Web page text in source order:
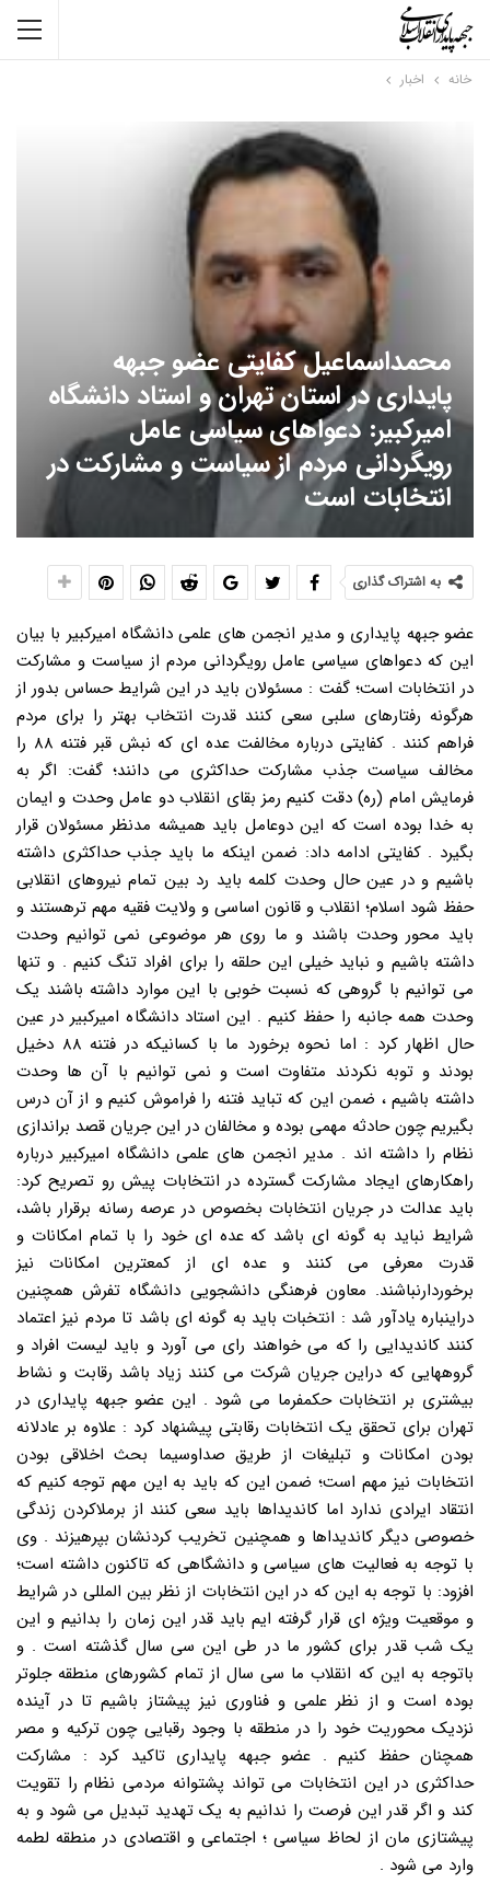
خانه اخبار
محمداسماعیل کفایتی عضو جبهه
پایداری در استان تهران و استاد دانشگاه
امیرکبیر: دعواهای سیاسی عامل
رویگردانی مردم از سیاست و مشارکت در
انتخابات است
به اشتراک گذاری
عضو جبهه پایداری و مدیر انجمن های علمی دانشگاه امیرکبیر با بیان
این که دعواهای سیاسی عامل رویگردانی مردم از سیاست و مشارکت
در انتخابات است؛ گفت : مسئولان باید در این شرایط حساس بدور از
هرگونه رفتارهای سلبی سعی کنند قدرت انتخاب بهتر را برای مردم
فراهم کنند . کفایتی درباره مخالفت عده ای که نبش قبر فتنه ۸۸ را
مخالف سیاست جذب مشارکت حداکثری می دانند؛ گفت: اگر به
فرمایش امام (ره) دقت کنیم رمز بقای انقلاب دو عامل وحدت و ایمان
به خدا بوده است که این دوعامل باید همیشه مدنظر مسئولان قرار
بگیرد . کفایتی ادامه داد: ضمن اینکه ما باید جذب حداکثری داشته
باشیم و در عین حال وحدت کلمه باید رد بین تمام نیروهای انقلابی
حفظ شود اسلام؛ انقلاب و قانون اساسی و ولایت فقیه مهم ترهستند و
باید محور وحدت باشند و ما روی هر موضوعی نمی توانیم وحدت
داشته باشیم و نباید خیلی این حلقه را برای افراد تنگ کنیم . و تنها
می توانیم با گروهی که نسبت خوبی با این موارد داشته باشند یک
وحدت همه جانبه را حفظ کنیم . این استاد دانشگاه امیرکبیر در عین
حال اظهار کرد : اما نحوه برخورد ما با کسانیکه در فتنه ۸۸ دخیل
بودند و توبه نکردند متفاوت است و نمی توانیم با آن ها وحدت
داشته باشیم ، ضمن این که تباید فتنه را فراموش کنیم و از آن درس
بگیریم چون حادثه مهمی بوده و مخالفان در این جریان قصد براندازی
نظام را داشته اند . مدیر انجمن های علمی دانشگاه امیرکبیر درباره
راهکارهای ایجاد مشارکت گسترده در انتخابات پیش رو تصریح کرد:
باید عدالت در جریان انتخابات بخصوص در عرصه رسانه برقرار باشد،
شرایط نباید به گونه ای باشد که عده ای خود را با تمام امکانات و
قدرت معرفی می کنند و عده ای از کمعترین امکانات نیز
برخوردارنباشند. معاون فرهنگی دانشجویی دانشگاه تفرش همچنین
دراینباره یادآور شد : انتخبات باید به گونه ای باشد تا مردم نیز اعتماد
کنند کاندیدایی را که می خواهند رای می آورد و باید لیست افراد و
گروههایی که دراین جریان شرکت می کنند زیاد باشد رقابت و نشاط
بیشتری بر انتخابات حکمفرما می شود . این عضو جبهه پایداری در
تهران برای تحقق یک انتخابات رقابتی پیشنهاد کرد : علاوه بر عادلانه
بودن امکانات و تبلیغات از طریق صداوسیما بحث اخلاقی بودن
انتخابات نیز مهم است؛ ضمن این که باید به این مهم توجه کنیم که
انتقاد ایرادی ندارد اما کاندیداها باید سعی کنند از برملاکردن زندگی
خصوصی دیگر کاندیداها و همچنین تخریب کردنشان بپرهیزند . وی
با توجه به فعالیت های سیاسی و دانشگاهی که تاکنون داشته است؛
افزود: با توجه به این که در این انتخابات از نظر بین المللی در شرایط
و موقعیت ویژه ای قرار گرفته ایم باید قدر این زمان را بدانیم و این
یک شب قدر برای کشور ما در طی این سی سال گذشته است . و
باتوجه به این که انقلاب ما سی سال از تمام کشورهای منطقه جلوتر
بوده است و از نظر علمی و فناوری نیز پیشتاز باشیم تا در آینده
نزدیک محوریت خود را در منطقه با وجود رقبایی چون ترکیه و مصر
همچنان حفظ کنیم . عضو جبهه پایداری تاکید کرد : مشارکت
حداکثری در این انتخابات می تواند پشتوانه مردمی نظام را تقویت
کند و اگر قدر این فرصت را ندانیم به یک تهدید تبدیل می شود و به
پیشتازی مان از لحاظ سیاسی ؛ اجتماعی و اقتصادی در منطقه لطمه
وارد می شود .